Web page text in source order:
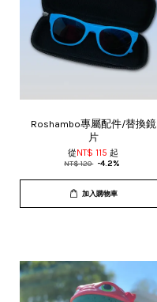
Roshambo專屬配件/替換鏡
片
從 NT$ 115起
NT$ 120 -4.2%
加入購物車